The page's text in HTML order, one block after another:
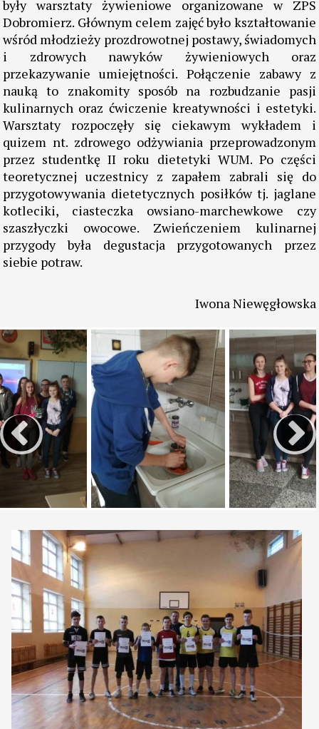
Smacznie, zdrowo, kolorowo
Czy ferie zimowe w domu zawsze muszą się kojarzyć z
biernym spędzaniem wolnego czasu przed
telewizorem lub komputerem? Ciekawą alternatywą
były warsztaty żywieniowe organizowane w ZPS
Dobromierz. Głównym celem zajęć było kształtowanie
wśród młodzieży prozdrowotnej postawy, świadomych
i zdrowych nawyków żywieniowych oraz
przekazywanie umiejętności. Połączenie zabawy z
nauką to znakomity sposób na rozbudzanie pasji
kulinarnych oraz ćwiczenie kreatywności i estetyki.
Warsztaty rozpoczęły się ciekawym wykładem i
quizem nt. zdrowego odżywiania przeprowadzonym
przez studentkę II roku dietetyki WUM. Po części
teoretycznej uczestnicy z zapałem zabrali się do
kotleciki, ciasteczka owsiano-marchewkowe czy
szaszłyczki owocowe. Zwieńczeniem kulinarnej
przygody była degustacja przygotowanych przez
siebie potraw.
Iwona Niewęgłowska